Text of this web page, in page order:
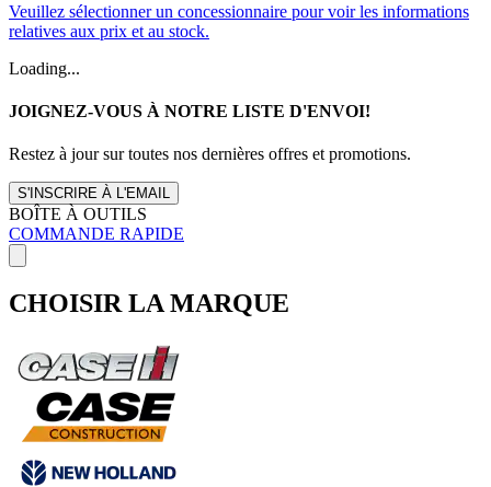
Veuillez sélectionner un concessionnaire pour voir les informations
relatives aux prix et au stock.
Loading...
JOIGNEZ-VOUS À NOTRE LISTE D'ENVOI!
Restez à jour sur toutes nos dernières offres et promotions.
S'INSCRIRE À L'EMAIL
BOÎTE À OUTILS
COMMANDE RAPIDE
CHOISIR LA MARQUE